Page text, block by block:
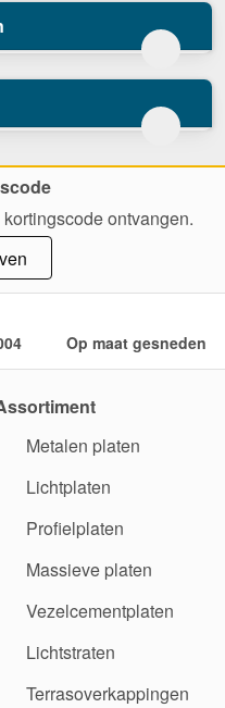
ontvangen.
Op maat gesneden
Metalen platen
Lichtplaten
Profielplaten
Massieve platen
Vezelcementplaten
Lichtstraten
Terrasoverkappingen